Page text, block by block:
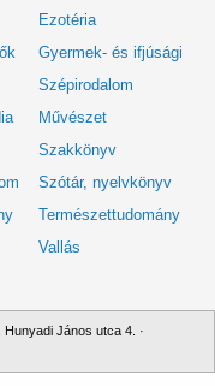
Ezotéria
Gyermek- és ifjúsági
Szépirodalom
Művészet
Szakkönyv
Szótár, nyelvkönyv
Természettudomány
Vallás
János utca 4. ·